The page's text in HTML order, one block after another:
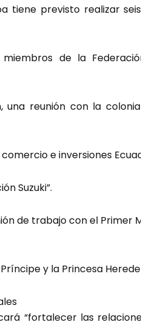
tiene previsto realizar
de la
reunión con la
e inversiones
Suzuki”.
de trabajo con el Primer
y la Princesa
“fortalecer las